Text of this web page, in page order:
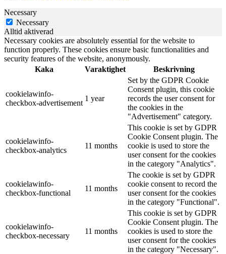
Necessary
Necessary
Alltid aktiverad
Necessary cookies are absolutely essential for the website to
function properly. These cookies ensure basic functionalities and
security features of the website, anonymously.
Kaka
Varaktighet Beskrivning
cookielawinfo-
checkbox-advertisement
1 year
Set by the GDPR Cookie
Consent plugin, this cookie
records the user consent for
the cookies in the
"Advertisement" category.
cookielawinfo-
checkbox-analytics
11 months
This cookie is set by GDPR
Cookie Consent plugin. The
cookie is used to store the
user consent for the cookies
in the category "Analytics".
cookielawinfo-
checkbox-functional
11 months
The cookie is set by GDPR
cookie consent to record the
user consent for the cookies
in the category "Functional".
cookielawinfo-
checkbox-necessary
11 months
This cookie is set by GDPR
Cookie Consent plugin. The
cookies is used to store the
user consent for the cookies
in the category "Necessary".